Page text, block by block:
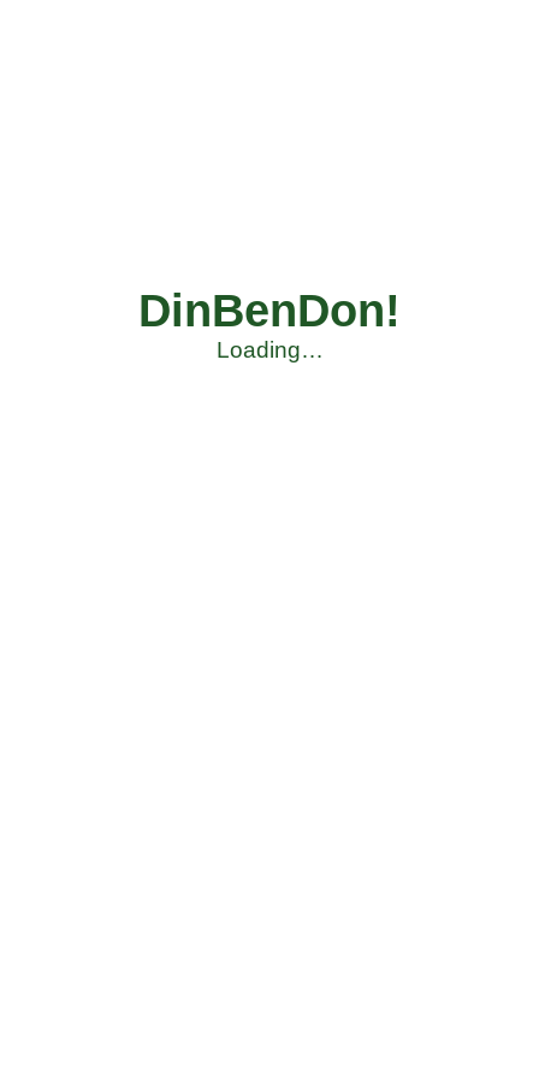
DinBenDon!
Loading…